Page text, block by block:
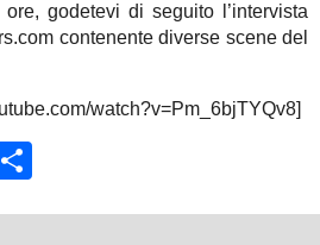
godetevi di seguito l’intervista
contenente diverse scene del
watch?v=Pm_6bjTYQv8]
WhatsApp